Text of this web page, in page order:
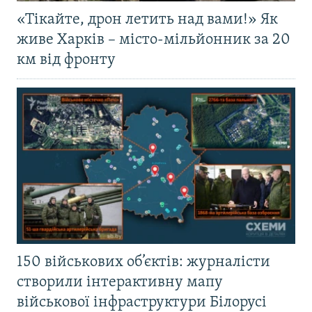
«Тікайте, дрон летить над вами!» Як
живе Харків – місто-мільйонник за 20
км від фронту
150 військових об’єктів: журналісти
створили інтерактивну мапу
військової інфраструктури Білорусі